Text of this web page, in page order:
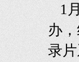
1
办
录